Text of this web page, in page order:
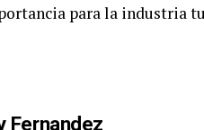
para la industria
Fernandez